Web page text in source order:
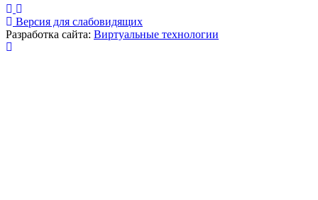
Версия для слабовидящих
Разработка сайта: Виртуальные технологии